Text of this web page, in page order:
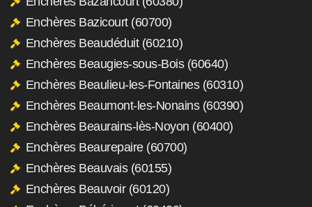
Enchères Bazicourt (60700)
Enchères Beaudéduit (60210)
Enchères Beaugies-sous-Bois (60640)
Enchères Beaulieu-les-Fontaines (60310)
Enchères Beaumont-les-Nonains (60390)
Enchères Beaurains-lès-Noyon (60400)
Enchères Beaurepaire (60700)
Enchères Beauvais (60155)
Enchères Beauvoir (60120)